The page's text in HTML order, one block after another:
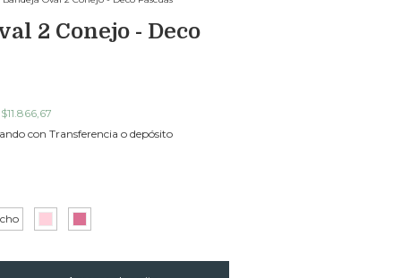
2 Conejo - Deco
$11.866,67
con Transferencia o depósito